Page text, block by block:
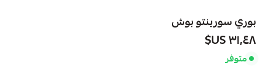
بوري سورينتو بوش
٣١٫٤٨ US$
متوفر